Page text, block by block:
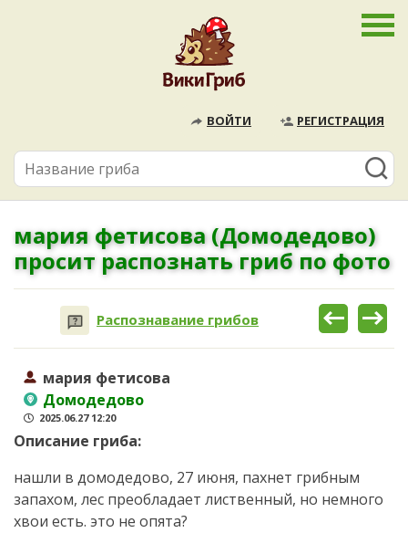
ВОЙТИ РЕГИСТРАЦИЯ
мария фетисова (Домодедово)
просит распознать гриб по фото
Распознавание грибов
мария фетисова
Домодедово
2025.06.27 12:20
Описание гриба:
нашли в домодедово, 27 июня, пахнет грибным
запахом, лес преобладает лиственный, но немного
хвои есть. это не опята?